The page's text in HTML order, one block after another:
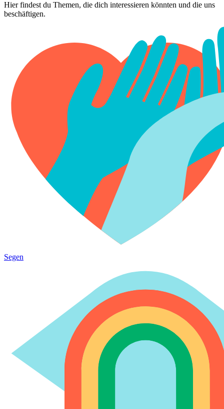
Hier findest du Themen, die dich interessieren könnten und die uns
beschäftigen.
Segen